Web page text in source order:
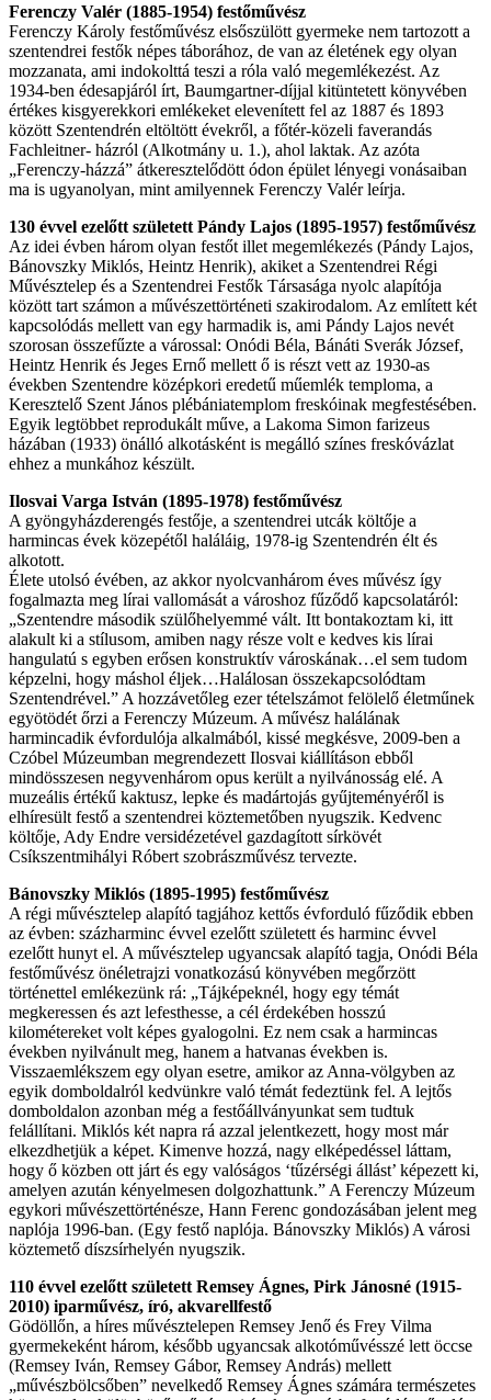
Ferenczy Valér (1885-1954) festőművész
Ferenczy Károly festőművész elsőszülött gyermeke nem tartozott a
szentendrei festők népes táborához, de van az életének egy olyan
mozzanata, ami indokolttá teszi a róla való megemlékezést. Az
1934-ben édesapjáról írt, Baumgartner-díjjal kitüntetett könyvében
értékes kisgyerekkori emlékeket elevenített fel az 1887 és 1893
között Szentendrén eltöltött évekről, a főtér-közeli faverandás
Fachleitner- házról (Alkotmány u. 1.), ahol laktak. Az azóta
„Ferenczy-házzá” átkeresztelődött ódon épület lényegi vonásaiban
ma is ugyanolyan, mint amilyennek Ferenczy Valér leírja.
130 évvel ezelőtt született Pándy Lajos (1895-1957) festőművész
Az idei évben három olyan festőt illet megemlékezés (Pándy Lajos,
Bánovszky Miklós, Heintz Henrik), akiket a Szentendrei Régi
Művésztelep és a Szentendrei Festők Társasága nyolc alapítója
között tart számon a művészettörténeti szakirodalom. Az említett két
kapcsolódás mellett van egy harmadik is, ami Pándy Lajos nevét
szorosan összefűzte a várossal: Onódi Béla, Bánáti Sverák József,
Heintz Henrik és Jeges Ernő mellett ő is részt vett az 1930-as
években Szentendre középkori eredetű műemlék temploma, a
Keresztelő Szent János plébániatemplom freskóinak megfestésében.
Egyik legtöbbet reprodukált műve, a Lakoma Simon farizeus
házában (1933) önálló alkotásként is megálló színes freskóvázlat
ehhez a munkához készült.
Ilosvai Varga István (1895-1978) festőművész
A gyöngyházderengés festője, a szentendrei utcák költője a
harmincas évek közepétől haláláig, 1978-ig Szentendrén élt és
alkotott.
Élete utolsó évében, az akkor nyolcvanhárom éves művész így
fogalmazta meg lírai vallomását a városhoz fűződő kapcsolatáról:
„Szentendre második szülőhelyemmé vált. Itt bontakoztam ki, itt
alakult ki a stílusom, amiben nagy része volt e kedves kis lírai
hangulatú s egyben erősen konstruktív városkának…el sem tudom
képzelni, hogy máshol éljek…Halálosan összekapcsolódtam
Szentendrével.” A hozzávetőleg ezer tételszámot felölelő életműnek
egyötödét őrzi a Ferenczy Múzeum. A művész halálának
harmincadik évfordulója alkalmából, kissé megkésve, 2009-ben a
Czóbel Múzeumban megrendezett Ilosvai kiállításon ebből
mindösszesen negyvenhárom opus került a nyilvánosság elé. A
muzeális értékű kaktusz, lepke és madártojás gyűjteményéről is
elhíresült festő a szentendrei köztemetőben nyugszik. Kedvenc
költője, Ady Endre versidézetével gazdagított sírkövét
Csíkszentmihályi Róbert szobrászművész tervezte.
Bánovszky Miklós (1895-1995) festőművész
A régi művésztelep alapító tagjához kettős évforduló fűződik ebben
az évben: százharminc évvel ezelőtt született és harminc évvel
ezelőtt hunyt el. A művésztelep ugyancsak alapító tagja, Onódi Béla
festőművész önéletrajzi vonatkozású könyvében megőrzött
történettel emlékezünk rá: „Tájképeknél, hogy egy témát
megkeressen és azt lefesthesse, a cél érdekében hosszú
kilométereket volt képes gyalogolni. Ez nem csak a harmincas
években nyilvánult meg, hanem a hatvanas években is.
Visszaemlékszem egy olyan esetre, amikor az Anna-völgyben az
egyik domboldalról kedvünkre való témát fedeztünk fel. A lejtős
domboldalon azonban még a festőállványunkat sem tudtuk
felállítani. Miklós két napra rá azzal jelentkezett, hogy most már
elkezdhetjük a képet. Kimenve hozzá, nagy elképedéssel láttam,
hogy ő közben ott járt és egy valóságos ‘tűzérségi állást’ képezett ki,
amelyen azután kényelmesen dolgozhattunk.” A Ferenczy Múzeum
egykori művészettörténésze, Hann Ferenc gondozásában jelent meg
naplója 1996-ban. (Egy festő naplója. Bánovszky Miklós) A városi
köztemető díszsírhelyén nyugszik.
110 évvel ezelőtt született Remsey Ágnes, Pirk Jánosné (1915-
2010) iparművész, író, akvarellfestő
Gödöllőn, a híres művésztelepen Remsey Jenő és Frey Vilma
gyermekeként három, később ugyancsak alkotóművésszé lett öccse
(Remsey Iván, Remsey Gábor, Remsey András) mellett
„művészbölcsőben” nevelkedő Remsey Ágnes számára természetes